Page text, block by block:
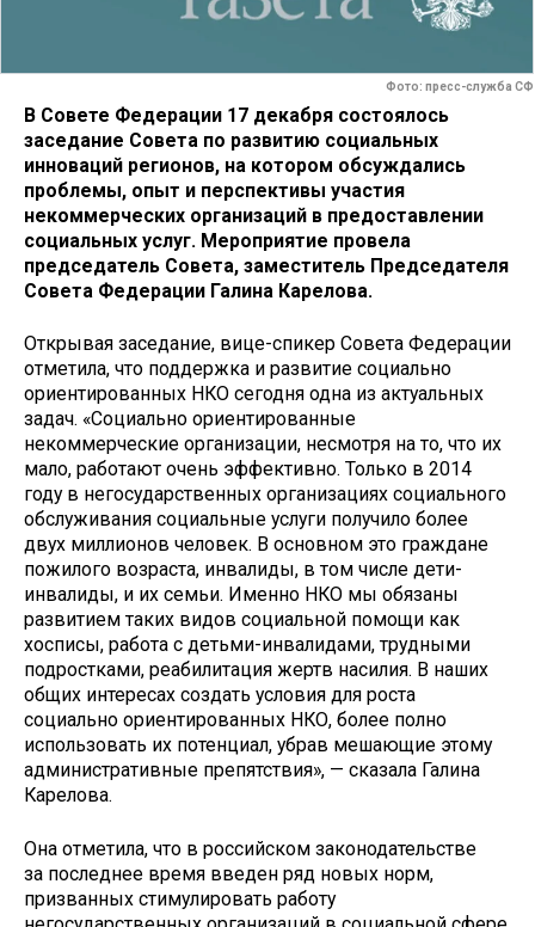
Фото: пресс-служба СФ
В Совете Федерации 17 декабря состоялось
заседание Совета по развитию социальных
инноваций регионов, на котором обсуждались
проблемы, опыт и перспективы участия
некоммерческих организаций в предоставлении
социальных услуг. Мероприятие провела
председатель Совета, заместитель Председателя
Совета Федерации Галина Карелова.
Открывая заседание, вице-спикер Совета Федерации
отметила, что поддержка и развитие социально
ориентированных НКО сегодня одна из актуальных
задач. «Социально ориентированные
некоммерческие организации, несмотря на то, что их
мало, работают очень эффективно. Только в 2014
году в негосударственных организациях социального
обслуживания социальные услуги получило более
двух миллионов человек. В основном это граждане
пожилого возраста, инвалиды, в том числе дети-
инвалиды, и их семьи. Именно НКО мы обязаны
развитием таких видов социальной помощи как
хосписы, работа с детьми-инвалидами, трудными
подростками, реабилитация жертв насилия. В наших
общих интересах создать условия для роста
социально ориентированных НКО, более полно
использовать их потенциал, убрав мешающие этому
административные препятствия», — сказала Галина
Карелова.
Она отметила, что в российском законодательстве
за последнее время введен ряд новых норм,
призванных стимулировать работу